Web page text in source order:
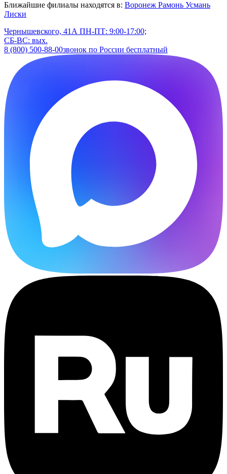
Ближайшие филиалы находятся в: Воронеж Рамонь Усмань
Лиски
Чернышевского, 41А ПН-ПТ: 9:00-17:00;
СБ-ВС: вых.
8 (800) 500-88-00звонок по России бесплатный